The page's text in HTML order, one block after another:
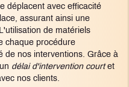
déplacent avec efficacité
assurant ainsi une
de matériels
chaque procédure
de nos interventions. Grâce à
délai d'intervention courtet
nos clients.